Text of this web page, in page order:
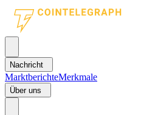
Nachricht
MarktberichteMerkmale
Über uns